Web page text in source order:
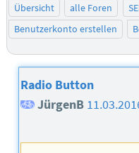
Übersicht alle Foren
Benutzerkonto erstellen
Radio Button
JürgenB